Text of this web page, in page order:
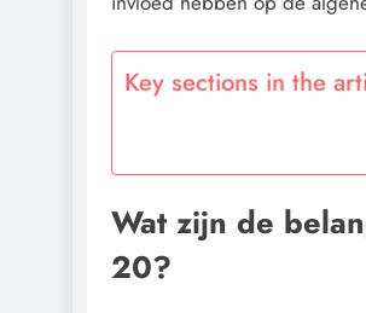
Key sections in the
Wat zijn de
20?